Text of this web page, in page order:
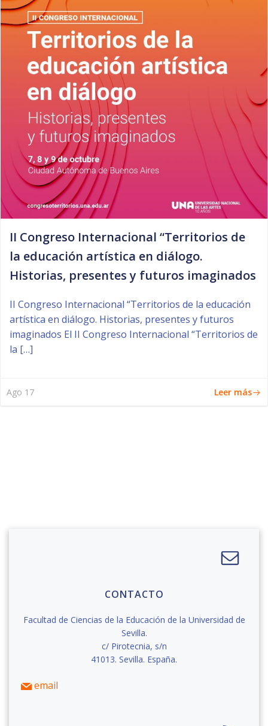
II Congreso Internacional “Territorios de
la educación artística en diálogo.
Historias, presentes y futuros imaginados
II Congreso Internacional “Territorios de la educación
artística en diálogo. Historias, presentes y futuros
imaginados El II Congreso Internacional “Territorios de
la […]
Ago 17 Leer más
CONTACTO
Facultad de Ciencias de la Educación de la Universidad de
Sevilla.
c/ Pirotecnia, s/n
41013. Sevilla. España.
email